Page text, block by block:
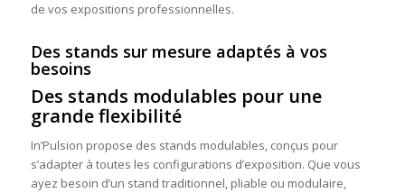
de vos expositions professionnelles.
Des stands sur mesure adaptés à vos
besoins
Des stands modulables pour une
grande flexibilité
In’Pulsion propose des stands modulables, conçus pour
s’adapter à toutes les configurations d’exposition. Que vous
ayez besoin d’un stand traditionnel, pliable ou modulaire,